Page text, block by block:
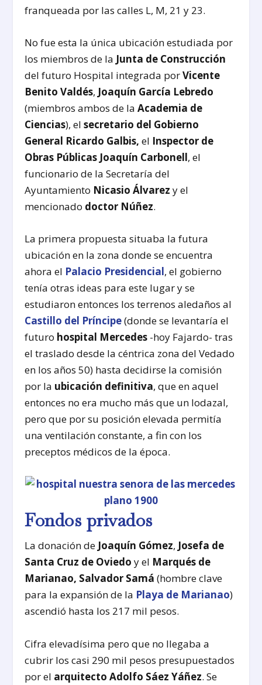
franqueada por las calles L, M, 21 y 23.
No fue esta la única ubicación estudiada por
los miembros de la Junta de Construcción
del futuro Hospital integrada porVicente
Benito Valdés, Joaquín García Lebredo
(miembros ambos de laAcademia de
Ciencias), elsecretario del Gobierno
General Ricardo Galbis, el Inspector de
Obras Públicas Joaquín Carbonell, el
funcionario de la Secretaría del
Ayuntamiento Nicasio Álvarez y el
mencionado doctor Núñez.
La primera propuesta situaba la futura
ubicación en la zona donde se encuentra
ahora el Palacio Presidencial, el gobierno
tenía otras ideas para este lugar y se
estudiaron entonces los terrenos aledaños al
Castillo del Príncipe(donde se levantaría el
futuro hospital Mercedes -hoy Fajardo- tras
el traslado desde la céntrica zona del Vedado
en los años 50) hasta decidirse la comisión
por la ubicación definitiva, que en aquel
entonces no era mucho más que un lodazal,
pero que por su posición elevada permitía
una ventilación constante, a fin con los
preceptos médicos de la época.
Fondos privados
La donación de Joaquín Gómez, Josefa de
Santa Cruz de Oviedo y el Marqués de
Marianao, Salvador Samá (hombre clave
para la expansión de la Playa de Marianao)
ascendió hasta los 217 mil pesos.
Cifra elevadísima pero que no llegaba a
cubrir los casi 290 mil pesos presupuestados
por el arquitecto Adolfo Sáez Yáñez. Se